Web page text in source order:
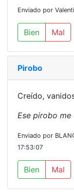
Enviado por
Bien Mal
Pirobo
Creído,
Ese pirobo me
Enviado por
17:53:07
Bien Mal